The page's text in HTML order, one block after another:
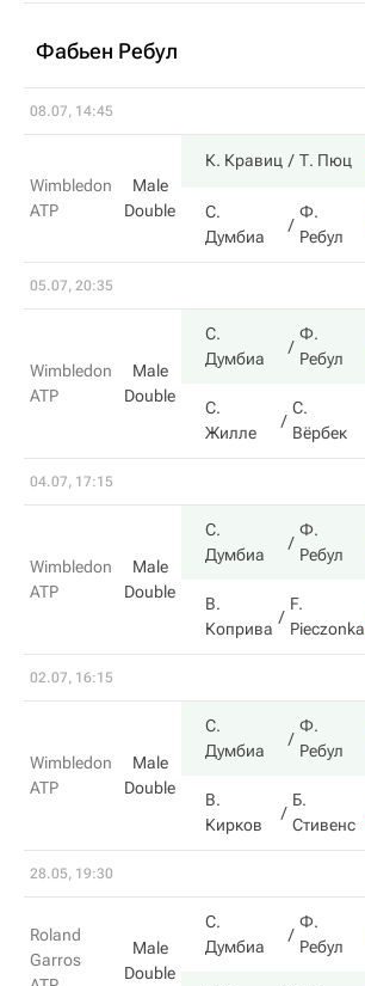
Фабьен Ребул
08.07, 14:45
Wimbledon
ATP
Male
Double
К. Кравиц Т. Пюц
С.
Думбиа
Ф.
Ребул
05.07, 20:35
Wimbledon
ATP
Male
Double
С.
Думбиа
Ф.
Ребул
С.
Жилле
С.
Вёрбек
04.07, 17:15
Wimbledon
ATP
Male
Double
С.
Думбиа
Ф.
Ребул
В.
Коприва
F.
Pieczonka
02.07, 16:15
Wimbledon
ATP
Male
Double
С.
Думбиа
Ф.
Ребул
В.
Кирков
Б.
Стивенс
28.05, 19:30
Roland
Garros
Male
Double
С.
Думбиа
Ф.
Ребул